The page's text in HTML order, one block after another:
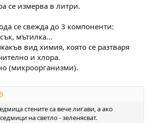
се измерва в литри.
се свежда до 3 компоненти:
мътилка...
вид химия, която се разтваря
и хлора.
(микроорганизми).
стените са вече лигави, а ако
на светло - зеленясват.